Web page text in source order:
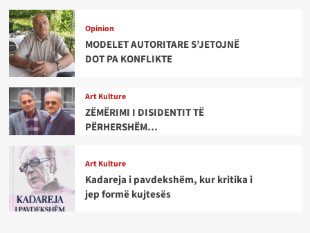
Opinion
MODELET AUTORITARE S’JETOJNË
DOT PA KONFLIKTE
Art Kulture
ZËMËRIMI I DISIDENTIT TË
PËRHERSHËM…
Art Kulture
Kadareja i pavdekshëm, kur kritika i
jep formë kujtesës